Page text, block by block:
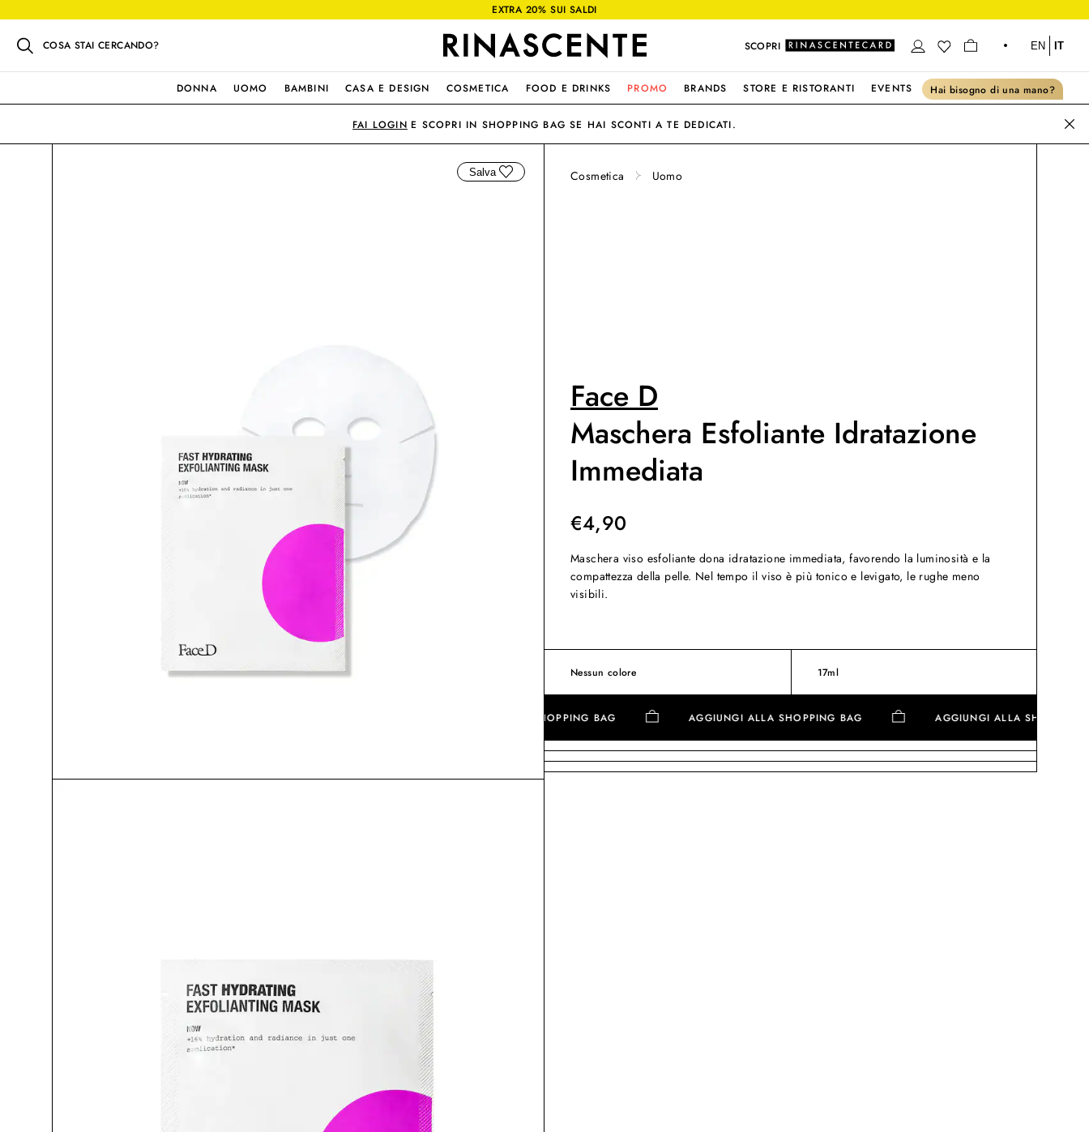
EXTRA 20% SUI SALDI
COSA STAI CERCANDO? SCOPRI EN IT
DONNA UOMO BAMBINI CASA E DESIGN COSMETICA FOOD E DRINKS PROMO BRANDS STORE E RISTORANTI EVENTS Hai bisogno di una mano?
FAI LOGIN E SCOPRI IN SHOPPING BAG SE HAI SCONTI A TE DEDICATI.
Salva Cosmetica Uomo
Face D
Maschera Esfoliante Idratazione
Immediata
€4,90
Maschera viso esfoliante dona idratazione immediata, favorendo la luminosità e la
compattezza della pelle. Nel tempo il viso è più tonico e levigato, le rughe meno
visibili.
Nessun colore 17ml
AGGIUNGI ALLA SHOPPING BAG AGGIUNGI ALLA SHOPPING BAG AGGIUNGI ALLA